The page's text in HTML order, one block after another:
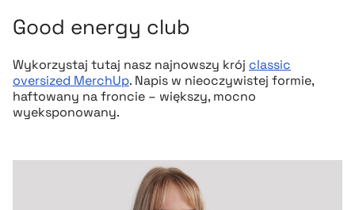
Good energy club
Wykorzystaj tutaj nasz najnowszy krój classic
oversized MerchUp. Napis w nieoczywistej formie,
haftowany na froncie – większy, mocno
wyeksponowany.